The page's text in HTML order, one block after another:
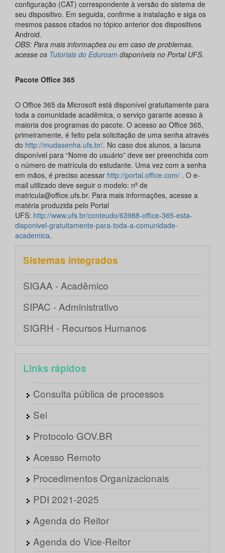
configuração (CAT) correspondente à versão do sistema de
seu dispositivo. Em seguida, confirme a instalação e siga os
mesmos passos citados no tópico anterior dos dispositivos
Android.
OBS: Para mais informações ou em caso de problemas,
acesse os Tutoriais do Eduroam disponíveis no Portal UFS.
Pacote Office 365
O Office 365 da Microsoft está disponível gratuitamente para
toda a comunidade acadêmica, o serviço garante acesso à
maioria dos programas do pacote. O acesso ao Office 365,
primeiramente, é feito pela solicitação de uma senha através
do http://mudasenha.ufs.br/. No caso dos alunos, a lacuna
disponível para “Nome do usuário” deve ser preenchida com
o número de matrícula do estudante. Uma vez com a senha
em mãos, é preciso acessar http://portal.office.com/ . O e-
mail utilizado deve seguir o modelo: nº de
matricula@office.ufs.br. Para mais informações, acesse a
matéria produzida pelo Portal
UFS: http://www.ufs.br/conteudo/63988-office-365-esta-
disponivel-gratuitamente-para-toda-a-comunidade-
academica.
Sistemas integrados
SIGAA - Acadêmico
SIPAC - Administrativo
SIGRH - Recursos Humanos
Links rápidos
Consulta pública de processos
Sei
Protocolo GOV.BR
Acesso Remoto
Procedimentos Organizacionais
PDI 2021-2025
Agenda do Reitor
Agenda do Vice-Reitor